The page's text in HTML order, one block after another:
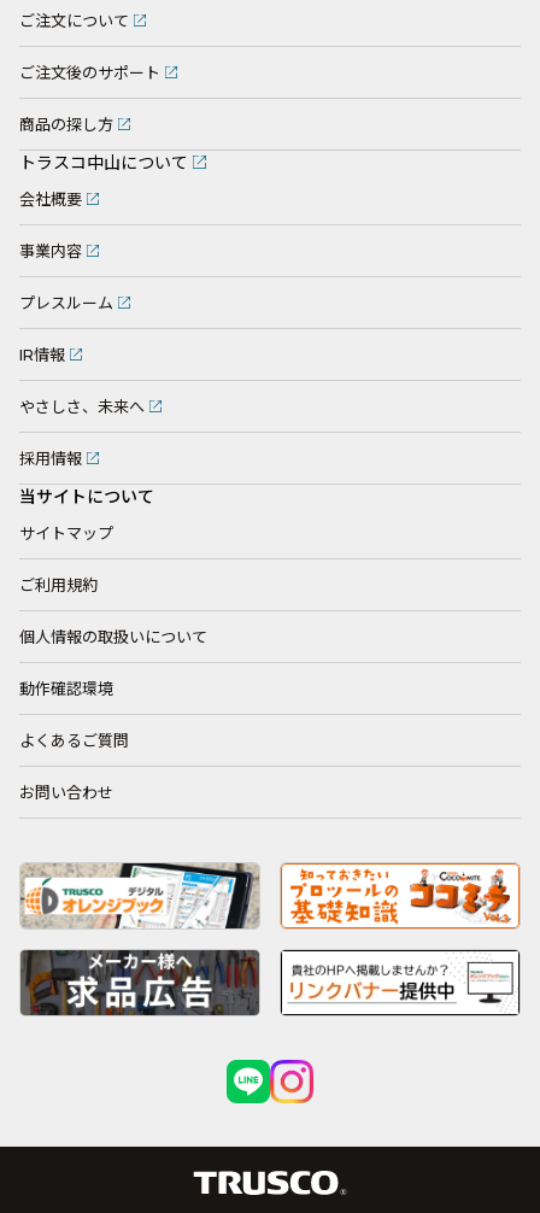
ご注文について
ご注文後のサポート
商品の探し方
トラスコ中山について
会社概要
事業内容
プレスルーム
IR情報
やさしさ、未来へ
採用情報
当サイトについて
サイトマップ
ご利用規約
個人情報の取扱いについて
動作確認環境
よくあるご質問
お問い合わせ